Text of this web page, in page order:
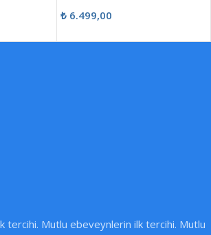
₺ 6.499,00
tercihi. Mutlu ebeveynlerin ilk tercihi. Mutlu